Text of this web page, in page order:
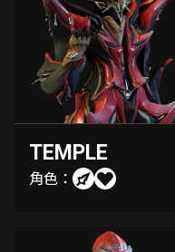
TEMPLE
角色：